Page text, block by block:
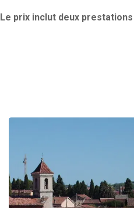
Le prix inclut deux